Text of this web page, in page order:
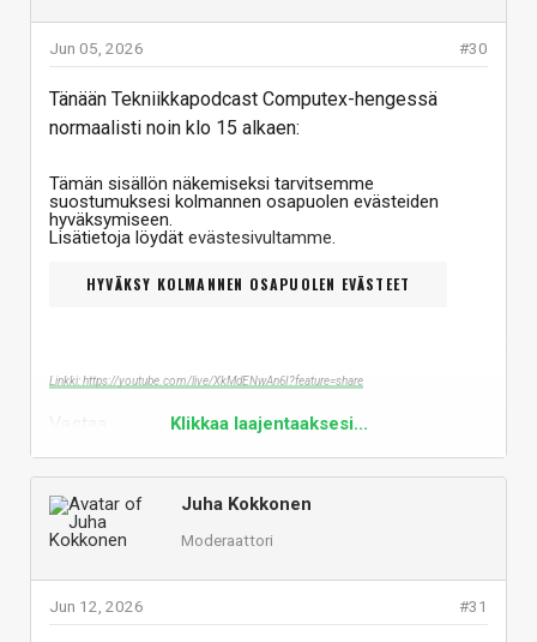
#30
Jun 05, 2026
Tänään Tekniikkapodcast Computex-hengessä
normaalisti noin klo 15 alkaen:
Tämän sisällön näkemiseksi tarvitsemme
suostumuksesi kolmannen osapuolen evästeiden
hyväksymiseen.
Lisätietoja löydät evästesivultamme
HYVÄKSY KOLMANNEN OSAPUOLEN EVÄSTEET
Linkki: https://youtube.com/live/XkMdENwAn6I?feature=share
Klikkaa laajentaaksesi...
Juha Kokkonen
Moderaattori
#31
Jun 12, 2026